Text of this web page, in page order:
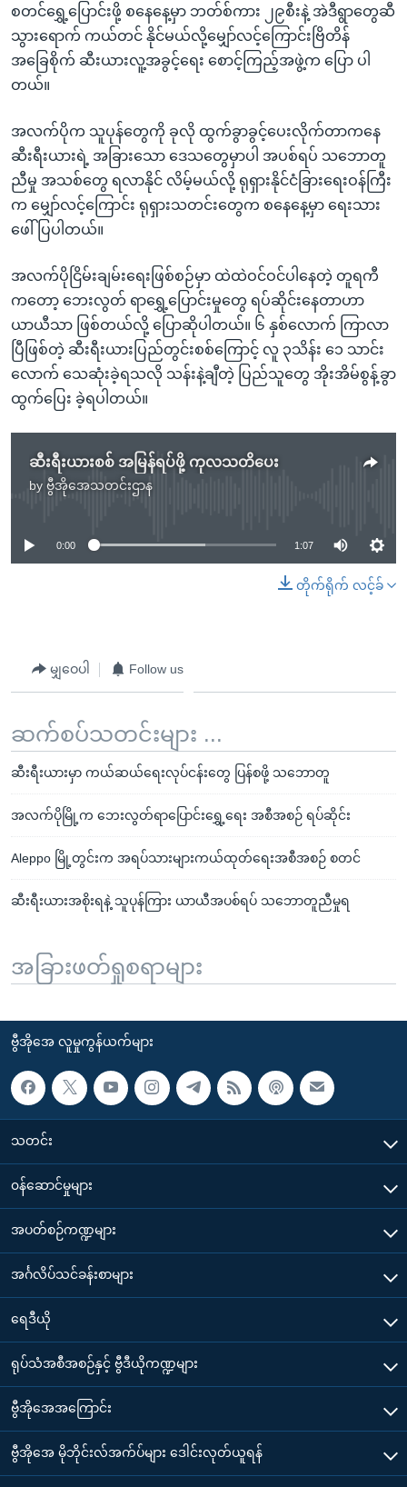
စတင်ရွှေ့ပြောင်းဖို့ စနေနေ့မှာ ဘတ်စ်ကား ၂၉စီးနဲ့ အဲဒီရွာတွေဆီ
သွားရောက် ကယ်တင် နိုင်မယ်လို့မျှော်လင့်ကြောင်းဗြိတိန်
အခြေစိုက် ဆီးယားလူ့အခွင့်ရေး စောင့်ကြည့်အဖွဲ့က ပြော ပါ
တယ်။
အလက်ပိုက သူပုန်တွေကို ခုလို ထွက်ခွာခွင့်ပေးလိုက်တာကနေ
ဆီးရီးယားရဲ့ အခြားသော ဒေသတွေမှာပါ အပစ်ရပ် သဘောတူ
ညီမှု အသစ်တွေ ရလာနိုင် လိမ့်မယ်လို့ ရုရှားနိုင်ငံခြားရေးဝန်ကြီး
က မျှော်လင့်ကြောင်း ရုရှားသတင်းတွေက စနေနေ့မှာ ရေးသား
ဖေါ်ပြပါတယ်။
အလက်ပိုငြိမ်းချမ်းရေးဖြစ်စဉ်မှာ ထဲထဲဝင်ဝင်ပါနေတဲ့ တူရကီ
ကတော့ ဘေးလွတ် ရာရွှေ့ပြောင်းမှုတွေ ရပ်ဆိုင်းနေတာဟာ
ယာယီသာ ဖြစ်တယ်လို့ ပြောဆိုပါတယ်။ ၆ နှစ်လောက် ကြာလာ
ပြီဖြစ်တဲ့ ဆီးရီးယားပြည်တွင်းစစ်ကြောင့် လူ ၃သိန်း ၁ေ သာင်း
လောက် သေဆုံးခဲ့ရသလို သန်းနဲ့ချီတဲ့ ပြည်သူတွေ အိုးအိမ်စွန့်ခွာ
ထွက်ပြေး ခဲ့ရပါတယ်။
ဆီးရီးယားစစ် အမြန်ရပ်ဖို့ ကုလသတိပေး
by ဗွီအိုအေသတင်းဌာန
No media source currently available
0:00 1:07
တိုက်ရိုက် လင့်ခ်
မျှဝေပါ Follow us
ဆက်စပ်သတင်းများ ...
ဆီးရီးယားမှာ ကယ်ဆယ်ရေးလုပ်ငန်းတွေ ပြန်စဖို့ သဘောတူ
အလက်ပိုမြို့က ဘေးလွတ်ရာပြောင်းရွှေ့ရေး အစီအစဉ် ရပ်ဆိုင်း
Aleppo မြို့တွင်းက အရပ်သားများကယ်ထုတ်ရေးအစီအစဉ် စတင်
ဆီးရီးယားအစိုးရနဲ့ သူပုန်ကြား ယာယီအပစ်ရပ် သဘောတူညီမှုရ
အခြားဖတ်ရှုစရာများ
ဗွီအိုအေ လူမှုကွန်ယက်များ
သတင်း
၀န်ဆောင်မှုများ
အပတ်စဉ်ကဏ္ဍများ
အင်္ဂလိပ်သင်ခန်းစာများ
ရေဒီယို
ရုပ်သံအစီအစဉ်နှင့် ဗွီဒီယိုကဏ္ဍများ
ဗွီအိုအေအကြောင်း
ဗွီအိုအေ မိုဘိုင်းလ်အက်ပ်များ ဒေါင်းလုတ်ယူရန်